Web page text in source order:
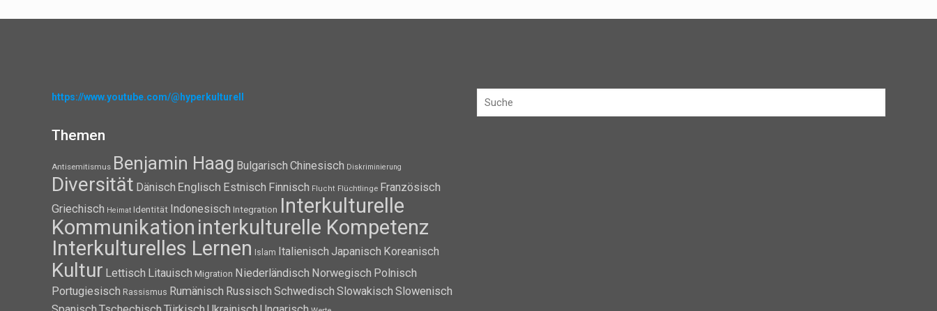
https://www.youtube.com/@hyperkulturell
Themen
Antisemitismus Benjamin Haag Bulgarisch Chinesisch Diskriminierung
Diversität Dänisch Englisch Estnisch Finnisch Flucht Flüchtlinge Französisch
Griechisch Heimat Identität Indonesisch Integration Interkulturelle
Kommunikation interkulturelle Kompetenz
Interkulturelles Lernen
Islam Italienisch Japanisch Koreanisch
Kultur Lettisch Litauisch Migration Niederländisch Norwegisch Polnisch
Portugiesisch Rassismus Rumänisch Russisch Schwedisch Slowakisch Slowenisch